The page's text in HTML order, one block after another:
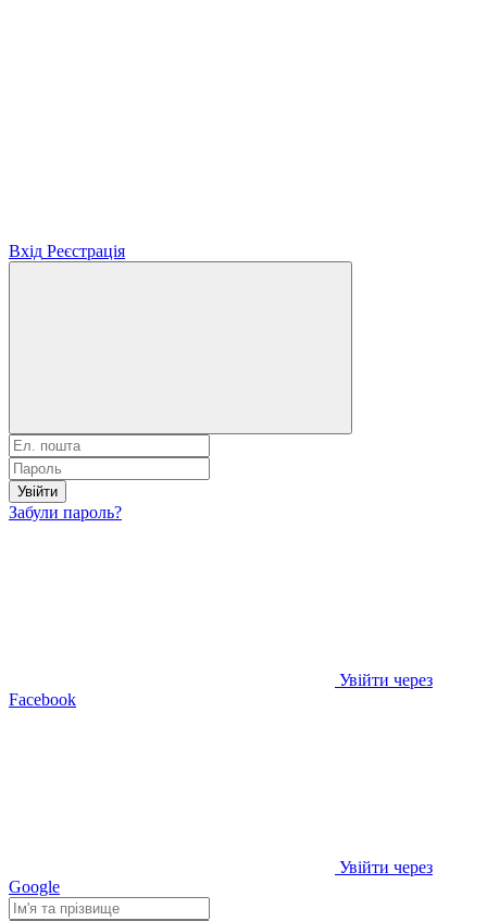
Вхід Реєстрація
Увійти
Забули пароль?
Увійти через
Facebook
Увійти через
Google